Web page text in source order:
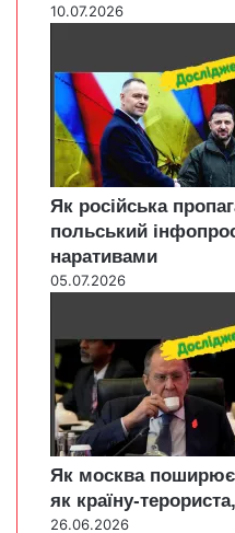
10.07.2026
Як російська
польський
наративами
05.07.2026
Як москва поширює
як країну-
26.06.2026